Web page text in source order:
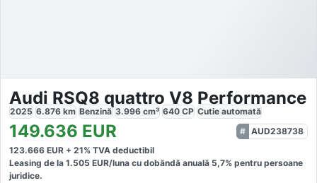
Audi RSQ8 quattro V8 Performance
2025 6.876 km Benzină 3.996 cm³ 640 CP Cutie automată
149.636 EUR
AUD238738
123.666 EUR + 21% TVA deductibil
Leasing de la 1.505 EUR/luna cu dobăndă anuală 5,7% pentru persoane
juridice.